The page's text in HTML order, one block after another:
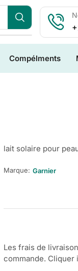
Compélments
lait solaire pour
Marque: Garnier
Les frais de
commande.